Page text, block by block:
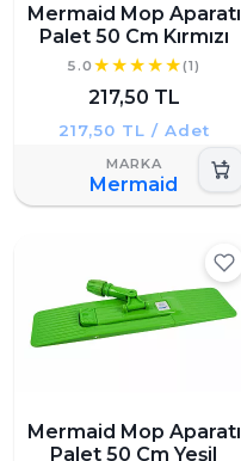
Mermaid Mop Aparatı
Palet 50 Cm Kırmızı
5.0 (1)
217,50 TL
217,50 TL / Adet
Mermaid
Mermaid Mop Aparatı
Palet 50 Cm Yeşil